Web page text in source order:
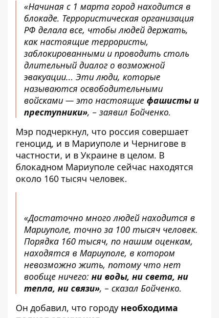
«Начиная с 1 марта город находится в
блокаде. Террористическая организация
РФ делала все, чтобы людей держать,
как настоящие террористы,
заблокированными и проводить столь
длительный диалог о возможной
эвакуации... Эти люди, которые
называются освободительными
войсками — это настоящие фашисты и
преступники», – заявил Бойченко.
Мэр подчеркнул, что россия совершает
геноцид, и в Мариуполе и Чернигове в
частности, и в Украине в целом. В
блокадном Мариуполе сейчас находятся
около 160 тысяч человек.
«Достаточно много людей находится в
Мариуполе, точно за 100 тысяч человек.
Порядка 160 тысяч, по нашим оценкам,
находятся в Мариуполе, в котором
невозможно жить, потому что нет
вообще ничего: ни воды, ни света, ни
тепла, ни связи», – сказал Бойченко.
Он добавил, что городу необходима